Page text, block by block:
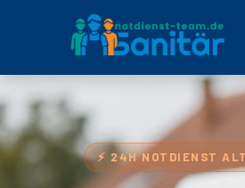
⚡ 24H NOTDIENST